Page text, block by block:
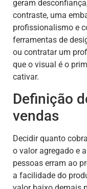
geram
contraste, uma
profissionalismo e
ferramentas de
ou contratar um
que o visual é o
cativar.
Definição
vendas
Decidir quanto
o valor agregado e
pessoas erram ao
a facilidade do